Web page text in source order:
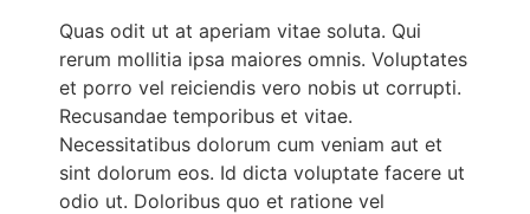
Quas odit ut at aperiam vitae soluta. Qui
rerum mollitia ipsa maiores omnis. Voluptates
et porro vel reiciendis vero nobis ut corrupti.
Recusandae temporibus et vitae.
Necessitatibus dolorum cum veniam aut et
sint dolorum eos. Id dicta voluptate facere ut
odio ut. Doloribus quo et ratione vel